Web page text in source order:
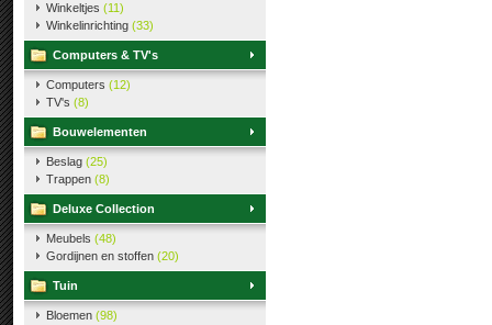
Winkeltjes (11)
Winkelinrichting (33)
Computers & TV's
Computers (12)
TV's (8)
Bouwelementen
Beslag (25)
Trappen (8)
Deluxe Collection
Meubels (48)
Gordijnen en stoffen (20)
Tuin
Bloemen (98)